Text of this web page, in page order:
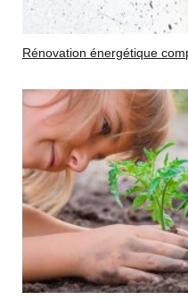
Rénovation énergétique